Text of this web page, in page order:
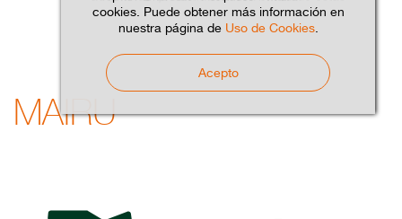
cookies. Puede obtener más información en
nuestra página de Uso de Cookies.
Acepto
MAIRU